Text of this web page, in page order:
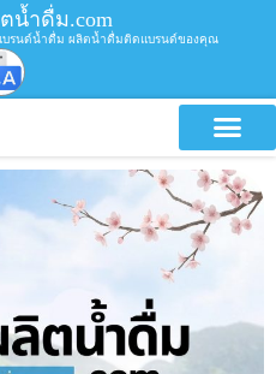
น้ำดื่ม.com
บรนด์น้ำดื่ม ผลิตน้ำดื่มติดแบรนด์ของคุณ